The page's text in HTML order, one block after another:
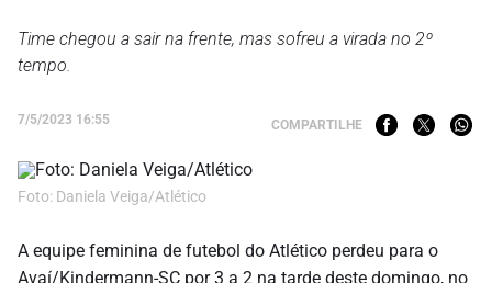
Time chegou a sair na frente, mas sofreu a virada no 2º
tempo.
7/5/2023 16:55 COMPARTILHE
Foto: Daniela Veiga/Atlético
A equipe feminina de futebol do Atlético perdeu para o
Avaí/Kindermann-SC por 3 a 2 na tarde deste domingo, no